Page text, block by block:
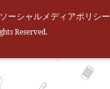
ソーシャルメディアポリシー
Reserved.